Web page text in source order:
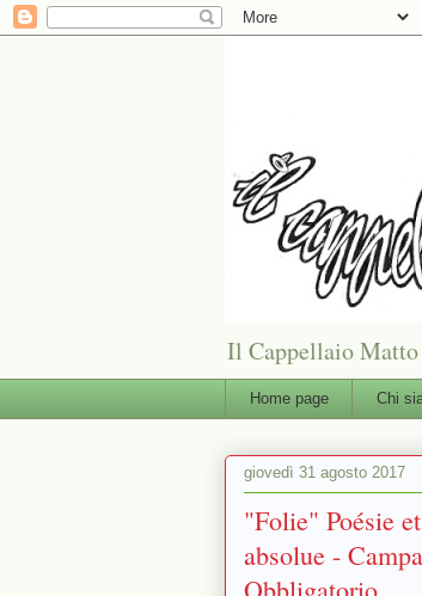
Il Cappellaio
Home page Chi
giovedì 31 agosto 2017
"Folie" Poésie
absolue -
Obbligatorio